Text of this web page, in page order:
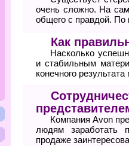
очень сложно. На
общего с правдой. По
Как
Насколько
и стабильным
конечного
Компания Avon
людям заработать
продаже